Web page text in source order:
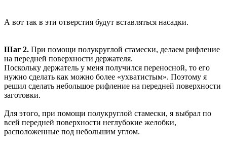
А вот так в эти отверстия будут вставляться насадки.
Шаг 2. При помощи полукруглой стамески, делаем рифление
на передней поверхности держателя.
Поскольку держатель у меня получился переносной, то его
нужно сделать как можно более «ухватистым». Поэтому я
решил сделать небольшое рифление на передней поверхности
заготовки.
Для этого, при помощи полукруглой стамески, я выбрал по
всей передней поверхности неглубокие желобки,
расположенные под небольшим углом.